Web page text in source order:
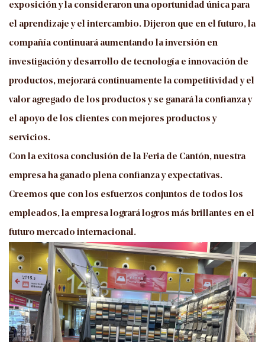
exposición y la consideraron una oportunidad única para
el aprendizaje y el intercambio. Dijeron que en el futuro, la
compañía continuará aumentando la inversión en
investigación y desarrollo de tecnología e innovación de
productos, mejorará continuamente la competitividad y el
valor agregado de los productos y se ganará la confianza y
el apoyo de los clientes con mejores productos y
servicios.
Con la exitosa conclusión de la Feria de Cantón, nuestra
empresa ha ganado plena confianza y expectativas.
Creemos que con los esfuerzos conjuntos de todos los
empleados, la empresa logrará logros más brillantes en el
futuro mercado internacional.